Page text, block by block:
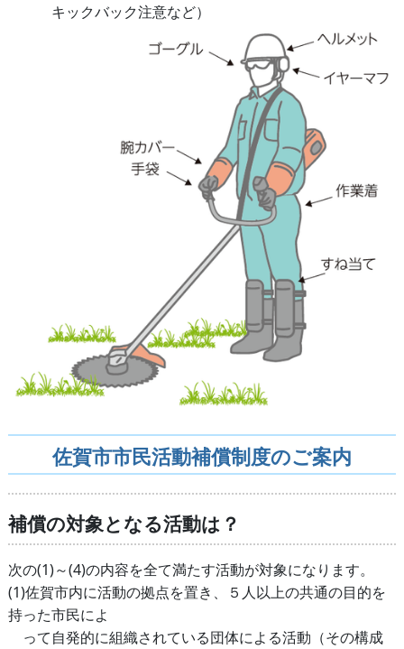
キックバック注意など）
佐賀市市民活動補償制度のご案内
補償の対象となる活動は？
次の(1)～(4)の内容を全て満たす活動が対象になります。
(1)佐賀市内に活動の拠点を置き、５人以上の共通の目的を
持った市民によ
って自発的に組織されている団体による活動（その構成